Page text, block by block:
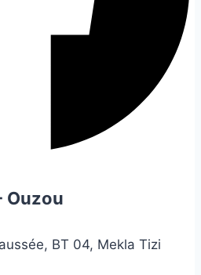
Ouzou
BT 04, Mekla Tizi